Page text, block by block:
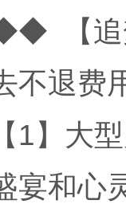
【追
不退费
【1】大
宴和心